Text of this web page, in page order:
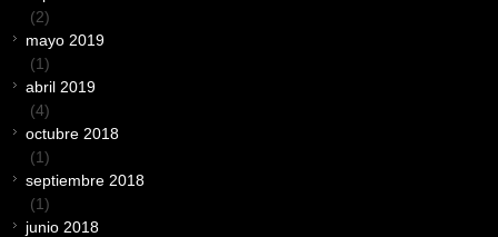
(2)
mayo 2019
(1)
abril 2019
(4)
octubre 2018
(1)
septiembre 2018
(1)
junio 2018